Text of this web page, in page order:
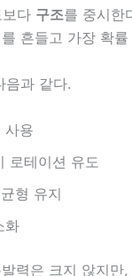
다 구조를 중시한
흔들고 가장 확
음과 같다.
사용
로테이션 유도
형 유지
화
력은 크지 않지만